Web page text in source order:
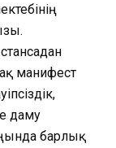
манифест
даму
барлық